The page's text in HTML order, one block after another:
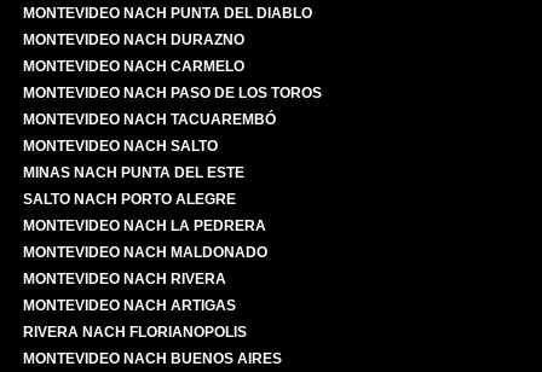
MONTEVIDEO NACH PUNTA DEL DIABLO
MONTEVIDEO NACH DURAZNO
MONTEVIDEO NACH CARMELO
MONTEVIDEO NACH PASO DE LOS TOROS
MONTEVIDEO NACH TACUAREMBÓ
MONTEVIDEO NACH SALTO
MINAS NACH PUNTA DEL ESTE
SALTO NACH PORTO ALEGRE
MONTEVIDEO NACH LA PEDRERA
MONTEVIDEO NACH MALDONADO
MONTEVIDEO NACH RIVERA
MONTEVIDEO NACH ARTIGAS
RIVERA NACH FLORIANOPOLIS
MONTEVIDEO NACH BUENOS AIRES